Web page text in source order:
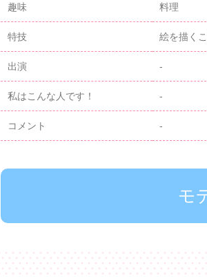
趣味 料理
特技 絵を描く
出演 -
私はこんな人です！ -
コメント -
モ